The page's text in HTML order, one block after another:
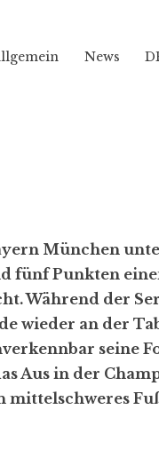
News
München
fünf Punkten
Während der
wieder an der
seine
Aus in der
mittelschweres